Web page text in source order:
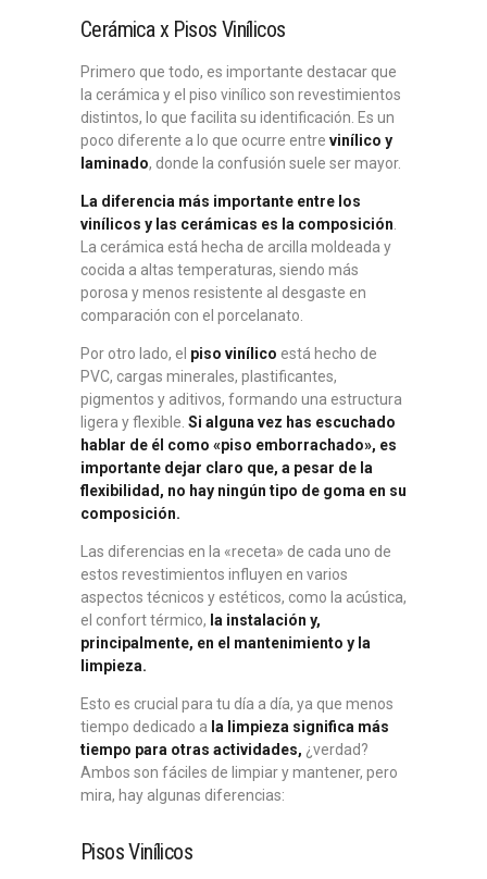
Cerámica x Pisos Vinílicos
Primero que todo, es importante destacar que
la cerámica y el piso vinílico son revestimientos
distintos, lo que facilita su identificación. Es un
poco diferente a lo que ocurre entre vinílico y
laminado, donde la confusión suele ser mayor.
La diferencia más importante entre los
vinílicos y las cerámicas es la composición
La cerámica está hecha de arcilla moldeada y
cocida a altas temperaturas, siendo más
porosa y menos resistente al desgaste en
comparación con el porcelanato.
Por otro lado, el piso vinílico está hecho de
PVC, cargas minerales, plastificantes,
pigmentos y aditivos, formando una estructura
ligera y flexible. Si alguna vez has escuchado
hablar de él como «piso emborrachado», es
importante dejar claro que, a pesar de la
flexibilidad, no hay ningún tipo de goma en su
composición.
Las diferencias en la «receta» de cada uno de
estos revestimientos influyen en varios
aspectos técnicos y estéticos, como la acústica,
el confort térmico, la instalación y,
principalmente, en el mantenimiento y la
limpieza.
Esto es crucial para tu día a día, ya que menos
tiempo dedicado a la limpieza significa más
tiempo para otras actividades, ¿verdad?
Ambos son fáciles de limpiar y mantener, pero
mira, hay algunas diferencias:
Pisos Vinílicos